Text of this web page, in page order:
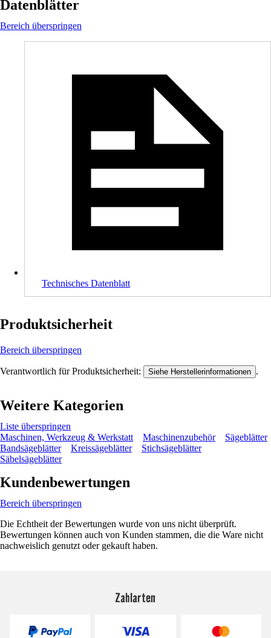
Datenblätter
Bereich überspringen
Technisches Datenblatt
Produktsicherheit
Bereich überspringen
Verantwortlich für Produktsicherheit: Siehe Herstellerinformationen .
Weitere Kategorien
Liste überspringen
Maschinen, Werkzeug & Werkstatt
Maschinenzubehör
Sägeblätter
Bandsägeblätter
Kreissägeblätter
Stichsägeblätter
Säbelsägeblätter
Kundenbewertungen
Bereich überspringen
Die Echtheit der Bewertungen wurde von uns nicht überprüft.
Bewertungen können auch von Kunden stammen, die die Ware nicht
nachweislich genutzt oder gekauft haben.
Zahlarten